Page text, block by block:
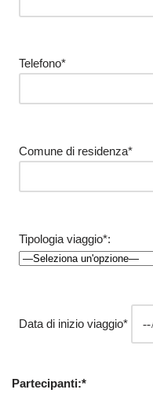
Telefono*
Comune di residenza*
Tipologia viaggio*:
Data di inizio viaggio*
Partecipanti:*